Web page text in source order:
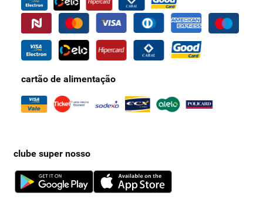
cartão de alimentação
clube super nosso